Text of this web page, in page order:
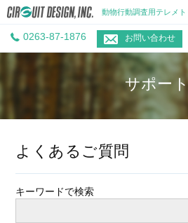
動物行動調査用テレメ
0263-87-1876 お問い合わせ
サポー
よくあるご質問
キーワードで検索